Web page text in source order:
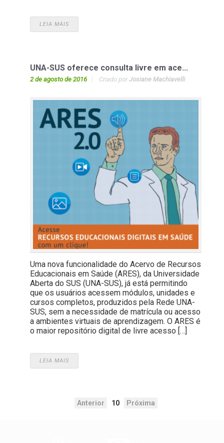
LEIA MAIS
UNA-SUS oferece consulta livre em ace...
2 de agosto de 2016 Criado porJosiane Machiavelli
Uma nova funcionalidade do Acervo de Recursos
Educacionais em Saúde (ARES), da Universidade
Aberta do SUS (UNA-SUS), já está permitindo
que os usuários acessem módulos, unidades e
cursos completos, produzidos pela Rede UNA-
SUS, sem a necessidade de matrícula ou acesso
a ambientes virtuais de aprendizagem. O ARES é
o maior repositório digital de livre acesso […]
LEIA MAIS
Anterior 10 Próxima